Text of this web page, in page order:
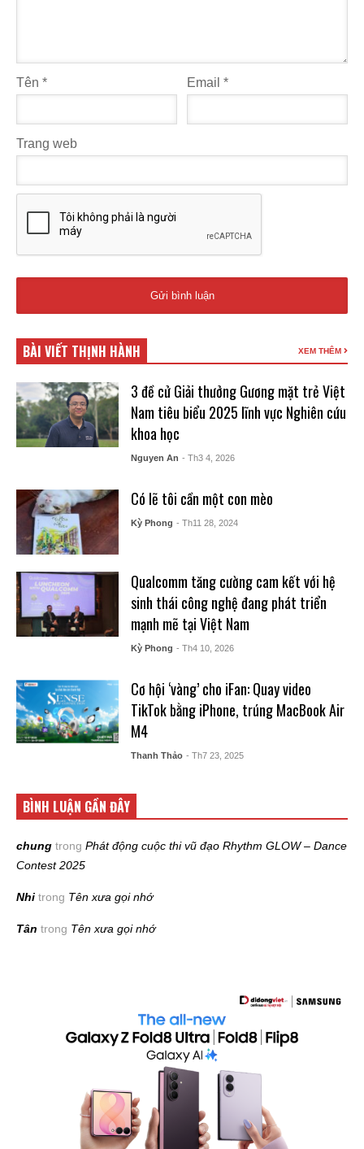
Tên * Email*
Trang web
BÀI VIẾT THỊNH HÀNH XEM THÊM
3 đề cử Giải thưởng Gương mặt trẻ Việt
Nam tiêu biểu 2025 lĩnh vực Nghiên cứu
khoa học
Nguyen An - Th3 4, 2026
Có lẽ tôi cần một con mèo
Kỳ Phong - Th11 28, 2024
Qualcomm tăng cường cam kết với hệ
sinh thái công nghệ đang phát triển
mạnh mẽ tại Việt Nam
Kỳ Phong - Th4 10, 2026
Cơ hội ‘vàng’ cho iFan: Quay video
TikTok bằng iPhone, trúng MacBook Air
M4
Thanh Thảo - Th7 23, 2025
BÌNH LUẬN GẦN ĐÂY
chung trong Phát động cuộc thi vũ đạo Rhythm GLOW – Dance
Contest 2025
Nhi trong Tên xưa gọi nhớ
Tân trong Tên xưa gọi nhớ